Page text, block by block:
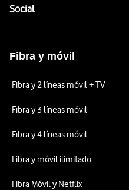
SocialEnlaces a las redes
Fibra y móvil
Fibra y 2 líneas móvil + TV
Fibra y 3 líneas móvil
Fibra y 4 líneas móvil
Fibra y móvil ilimitado
Fibra Móvil y Netflix